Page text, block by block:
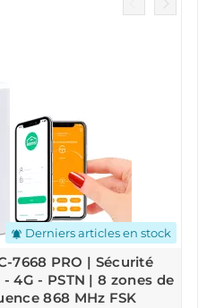
notifications_active Derniers articles en stock
7668 PRO | Sécurité
4G - PSTN | 8 zones de
868 MHz FSK